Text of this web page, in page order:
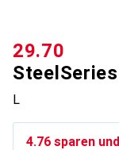
SteelSeries
L
CHF
29.70
CHF
4.76 sparen